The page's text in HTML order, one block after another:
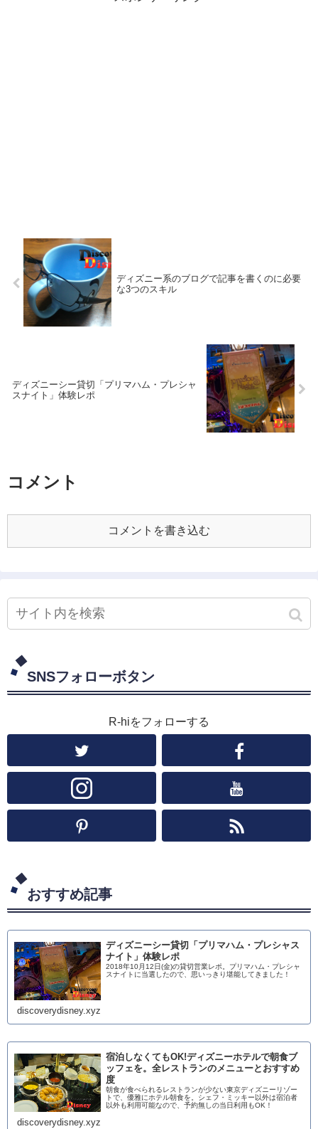
ディズニー系のブログで記事を書くのに必要
な3つのスキル
ディズニーシー貸切「プリマハム・プレシャ
スナイト」体験レポ
コメント
コメントを書き込む
SNSフォローボタン
R-hiをフォローする
おすすめ記事
ディズニーシー貸切「プリマハム・プレシャス
ナイト」体験レポ
2018年10月12日(金)の貸切営業レポ。プリマハム・プレシャ
スナイトに当選したので、思いっきり堪能してきました！
discoverydisney.xyz
宿泊しなくてもOK!ディズニーホテルで朝食ブ
ッフェを。全レストランのメニューとおすすめ
度
朝食が食べられるレストランが少ない東京ディズニーリゾー
トで、優雅にホテル朝食を。シェフ・ミッキー以外は宿泊者
以外も利用可能なので、予約無しの当日利用もOK！
discoverydisney.xyz